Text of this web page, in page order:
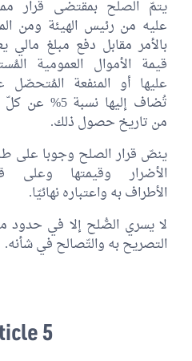
يتمّ الصلح بمقتضى قرار
عليه من رئيس الهيئة ومن
بالأمر مقابل دفع مبلغ مالي
قيمة الأموال العمومية
عليها أو المنفعة المُتحصّل
تُضاف إليها نسبة 5%
من تاريخ حصول ذلك.
ينصّ قرار الصلح وجوبا على
الأضرار وقيمتها وعلى
الأطراف به واعتباره نهائيّا.
لا يسري الصُّلح إلا في حدود
التصريح به والتّصالح في شأنه.
5